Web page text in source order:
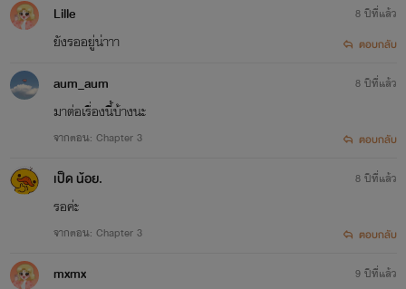
Lille
ยังรออยู่น่าาา
8 ปีที่แล้ว
ตอบกลับ
aum_aum
มาต่อเรื่องนี้บ้างนะ
จากตอน: Chapter 3
8 ปีที่แล้ว
ตอบกลับ
เป็ด น้อย.
รอค่ะ
จากตอน: Chapter 3
8 ปีที่แล้ว
ตอบกลับ
mxmx 9 ปีที่แล้ว